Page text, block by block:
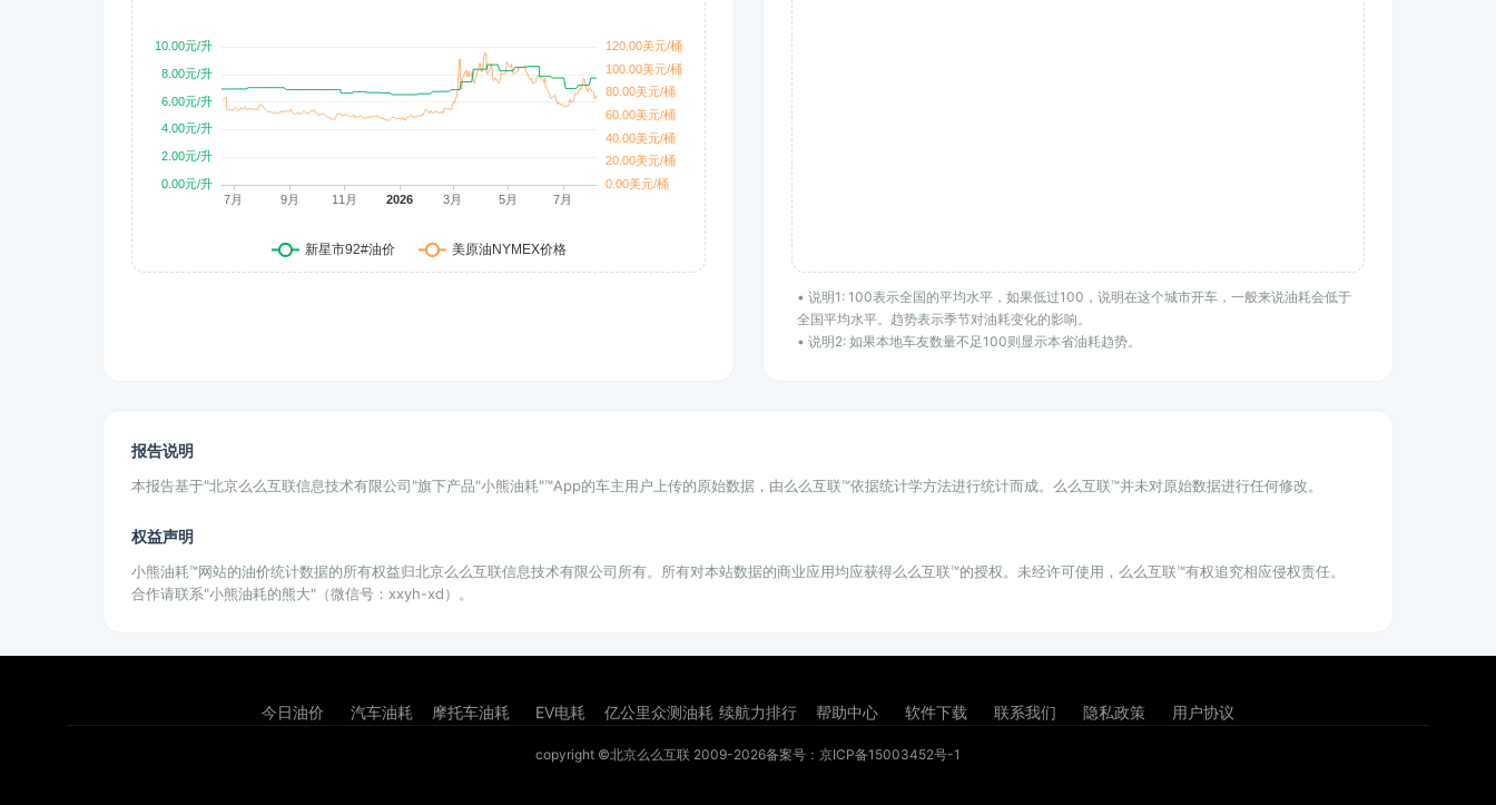
• 说明1: 100表示全国的平均水平，如果低过100，说明在这个城市开车，一般来说油耗会低于
全国平均水平。趋势表示季节对油耗变化的影响。
• 说明2: 如果本地车友数量不足100则显示本省油耗趋势。
报告说明
本报告基于"北京么么互联信息技术有限公司"旗下产品"小熊油耗"™App的车主用户上传的原始数据，由么么互联™依据统计学方法进行统计而成。么么互联™并未对原始数据进行任何修改。
权益声明
小熊油耗™网站的油价统计数据的所有权益归北京么么互联信息技术有限公司所有。所有对本站数据的商业应用均应获得么么互联™的授权。未经许可使用，么么互联™有权追究相应侵权责任。
合作请联系"小熊油耗的熊大"（微信号：xxyh-xd）。
今日油价 汽车油耗 摩托车油耗 EV电耗 亿公里众测油耗 续航力排行 帮助中心 软件下载 联系我们 隐私政策 用户协议
copyright ©北京么么互联 2009-2026备案号：京ICP备15003452号-1